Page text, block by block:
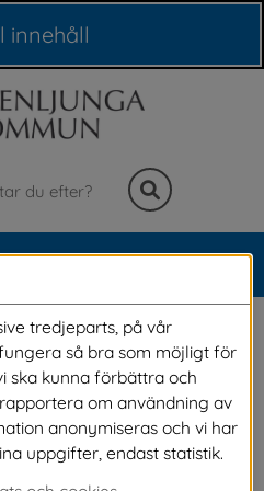
innehåll
Meny
kan du rösta i
av våra
På denna sidan kan du
tredjeparts, på vår
så bra som möjligt för
ska kunna förbättra och
om användning av
anonymiseras och vi har
uppgifter, endast statistik.